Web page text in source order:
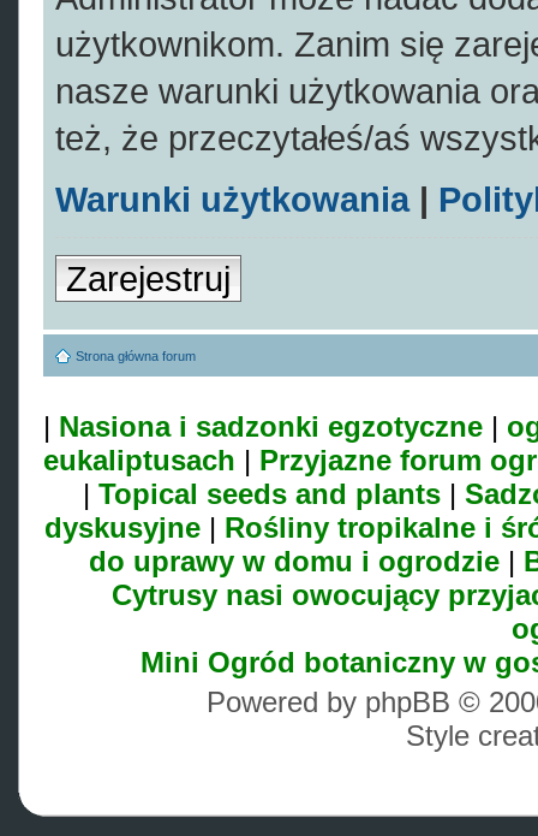
użytkownikom. Zanim się
nasze warunki użytkowania
też, że przeczytałeś/aś
Warunki użytkowania|
Zarejestruj
Strona główna forum
| Nasiona i sadzonki egzotyczne |
eukaliptusach | Przyjazne forum
| Topical seeds and plants |
dyskusyjne| Rośliny tropikalne i
do uprawy w domu i ogrodzie|
Cytrusy nasi owocujący
Mini Ogród botaniczny w
Powered by phpBB ©
Style